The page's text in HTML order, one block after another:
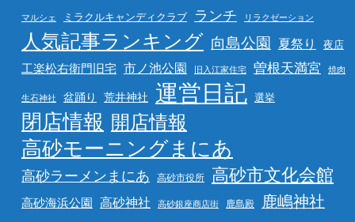
マルシェ ミラクルキャンディクラブ ランチ リラクゼーション
人気記事ランキング 向島公園 夏祭り 夜店
工楽松右衛門旧宅 市ノ池公園 旧入江家住宅 曽根天満宮 焼肉
生石神社 盆踊り 荒井神社 運営日記 選挙
閉店情報 開店情報
高砂モーニングまにあ
高砂ラーメンまにあ 高砂市役所 高砂市文化会館
高砂海浜公園 高砂神社 高砂銀座商店街 鹿島殿 鹿嶋神社